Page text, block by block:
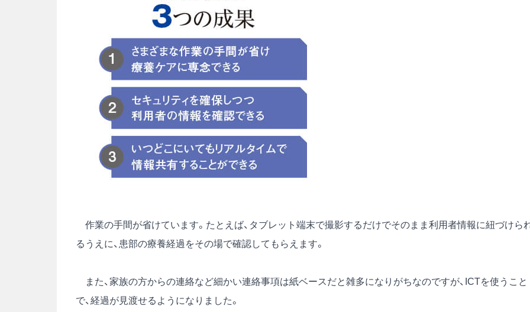
作業の手間が省けています。たとえば、タブレット端末で撮影するだけでそのまま利用者情報に紐づけら
るうえに、患部の療養経過をその場で確認してもらえます。
また、家族の方からの連絡など細かい連絡事項は紙ベースだと雑多になりがちなのですが、ICTを使うこと
で、経過が見渡せるようになりました。